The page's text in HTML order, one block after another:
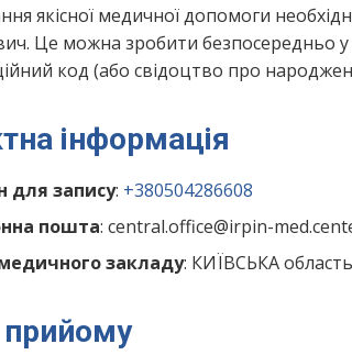
якісної медичної допомоги
Це можна зробити безпосередньо
код (або свідоцтво про
інформація
для запису: +380504286608
пошта: central.office@irpin-
закладу: КИЇВСЬКА
прийому